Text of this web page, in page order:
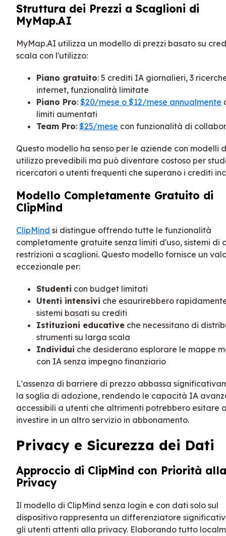
Struttura dei Prezzi a Scaglioni di
MyMap.AI
MyMap.AI utilizza un modello di prezzi basato su
scala con l'utilizzo:
Piano gratuito: 5 crediti IA giornalieri, 3
internet, funzionalità limitate
Piano Pro: $20/mese o $12/mese annualmente
limiti aumentati
Team Pro: $25/mese con funzionalità di
Questo modello ha senso per le aziende con modelli
utilizzo prevedibili ma può diventare costoso per
ricercatori o utenti frequenti che superano i crediti
Modello Completamente Gratuito di
ClipMind
ClipMind si distingue offrendo tutte le funzionalità
completamente gratuite senza limiti d'uso, sistemi di
restrizioni a scaglioni. Questo modello fornisce un
eccezionale per:
Studenti con budget limitati
Utenti intensivi che esaurirebbero
sistemi basati su crediti
Istituzioni educative che necessitano di
strumenti su larga scala
Individui che desiderano esplorare le mappe
con IA senza impegno finanziario
L'assenza di barriere di prezzo abbassa
la soglia di adozione, rendendo le capacità IA
accessibili a utenti che altrimenti potrebbero esitare
investire in un altro servizio in abbonamento.
Privacy e Sicurezza dei Dati
Approccio di ClipMind con Priorità alla
Privacy
Il modello di ClipMind senza login e con dati solo sul
dispositivo rappresenta un differenziatore
gli utenti attenti alla privacy. Elaborando tutto